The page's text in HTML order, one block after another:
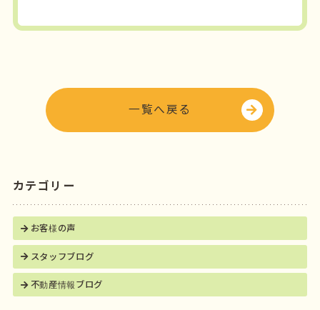
c
o
k
it
r
一覧へ戻る
カテゴリー
お客様の声
スタッフブログ
不動産情報ブログ